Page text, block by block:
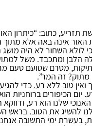
תזריע, כתוב: “כיתרון
האור אינה באה אלא מתוך
לולא השחור לא היה מושג
הלבן ומתכבד. משל
מטרם שטועם טעם
מתוק? זה המר”.
ואין טוב ללא רע. כדי
הכיפורים ברוחניות הוא
שלנו הוא רע, ודווקא
להשיג את הטוב. בראש
בעשרת ימי התשובה